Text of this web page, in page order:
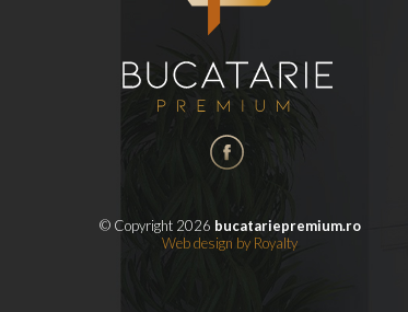
© Copyright 2026 bucatariepremium.ro
Web design by Royalty